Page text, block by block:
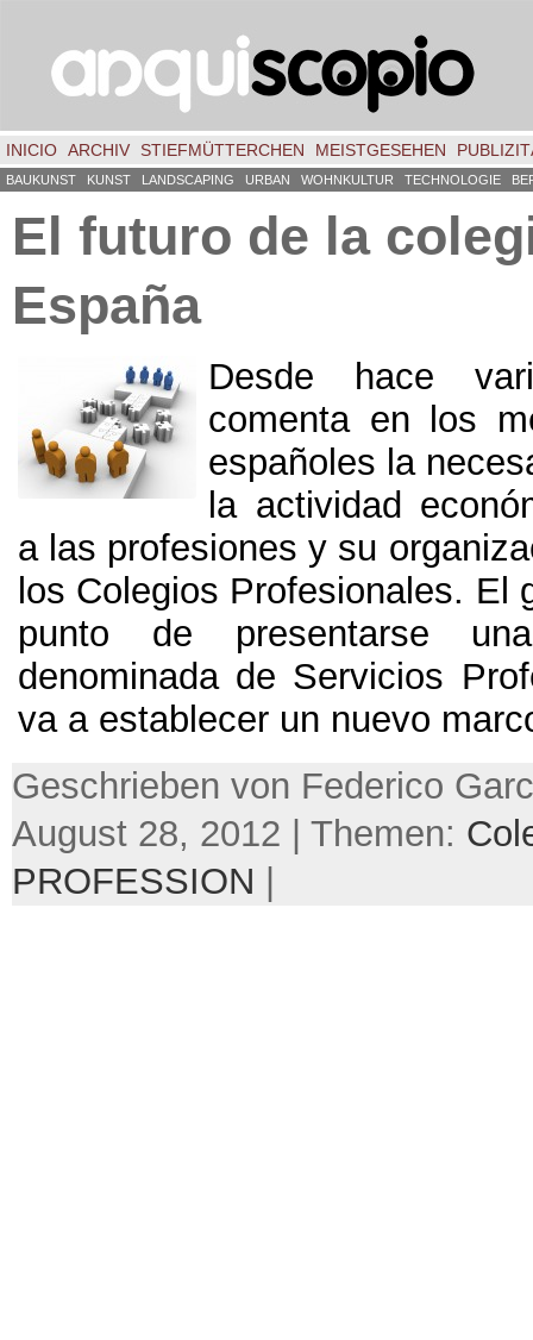
INICIO ARCHIV STIEFMÜTTERCHEN MEISTGESEHEN
BAUKUNST KUNST LANDSCAPING URBAN WOHNKULTUR TECHNOLOGIE
El futuro de la
España
Desde hace
comenta en los
españoles la
la actividad
a las profesiones y su
los Colegios Profesionales. El
punto de presentarse
denominada de Servicios
va a establecer un nuevo
Geschrieben von Federico
August 28, 2012 | Themen:
PROFESSION |